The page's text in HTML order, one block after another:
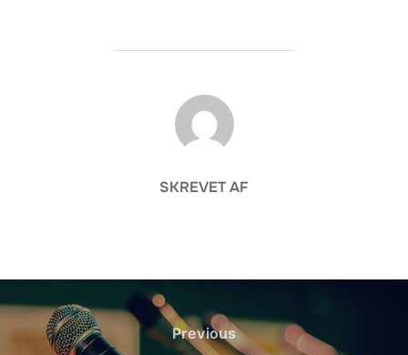
FORFATTER
SKREVET AF
Indlægsnavigation
Previous
Previous